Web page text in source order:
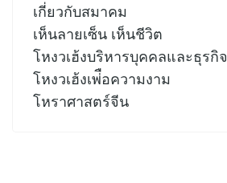
เกี่ยวกับสมาคม
เห็นลายเซ็น เห็นชีวิต
โหงวเฮ้งบริหารบุคคลและธุรกิจ
โหงวเฮ้งเพ่ือความงาม
โหราศาสตร์จีน